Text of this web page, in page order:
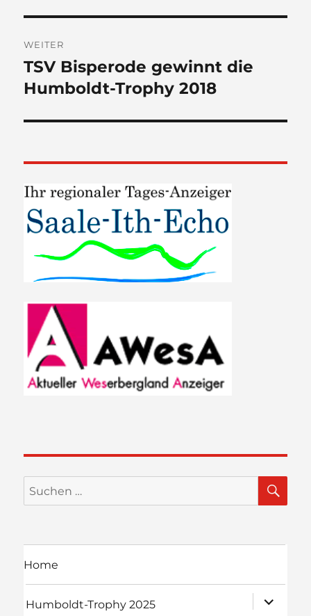
WEITER
Nächster
Beitrag:
TSV Bisperode gewinnt die
Humboldt-Trophy 2018
Suchen
nach:
Home
Humboldt-Trophy 2025
öffnen